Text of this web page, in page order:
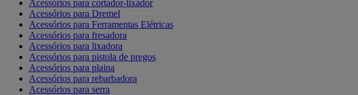
Acessórios para cortador-lixador
Acessórios para Dremel
Acessórios para Ferramentas Elétricas
Acessórios para fresadora
Acessórios para lixadora
Acessórios para pistola de pregos
Acessórios para plaina
Acessórios para rebarbadora
Acessórios para serra